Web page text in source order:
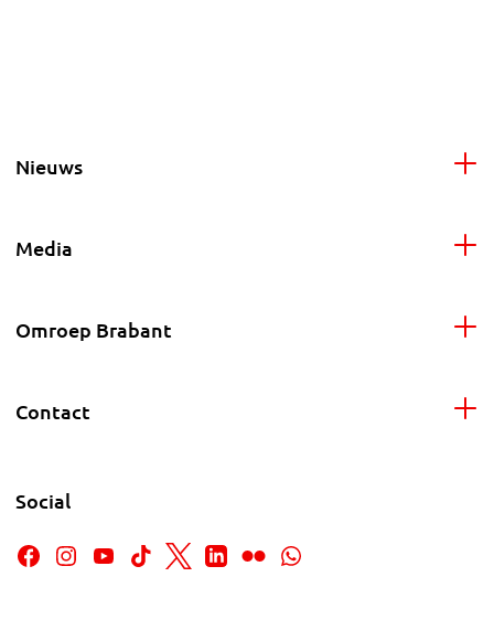
Nieuws
Media
Omroep Brabant
Contact
Social